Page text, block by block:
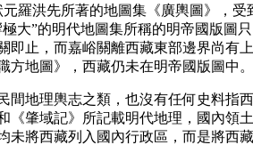
羅洪先所著的地圖集《廣輿圖》，
大”的明代地圖集所稱的明帝國版圖
即止，而嘉峪關離西藏東部邊界尚有
方地圖》，西藏仍未在明帝國版圖中。
間地理輿志之類，也沒有任何史料指
《肇域記》所記載明代地理，國內領
未將西藏列入國內行政區，而是將西